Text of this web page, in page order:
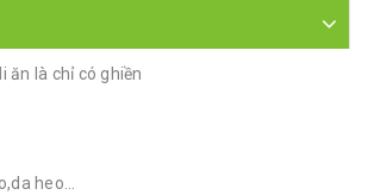
ăn là chỉ có ghiền
heo...